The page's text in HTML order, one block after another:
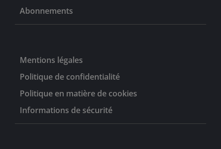
Abonnements
Mentions légales
Politique de confidentialité
Politique en matière de cookies
Informations de sécurité